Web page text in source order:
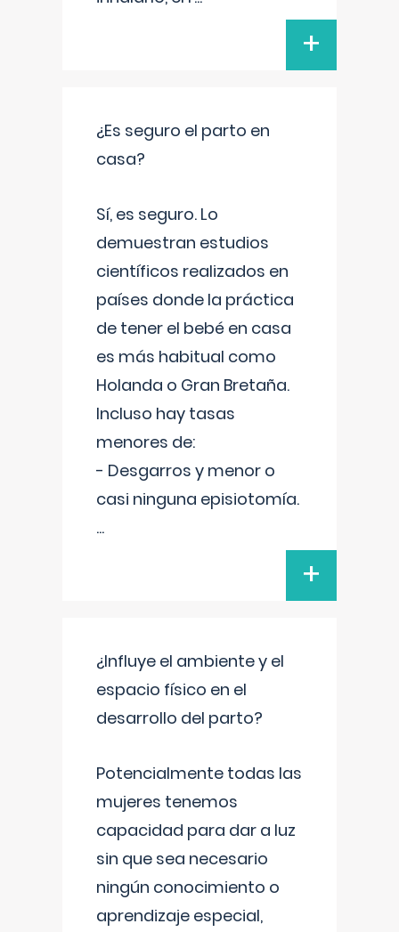
+
¿Es seguro el parto en
casa?
Sí, es seguro. Lo
demuestran estudios
científicos realizados en
países donde la práctica
de tener el bebé en casa
es más habitual como
Holanda o Gran Bretaña.
Incluso hay tasas
menores de:
- Desgarros y menor o
casi ninguna episiotomía.
...
+
¿Influye el ambiente y el
espacio físico en el
desarrollo del parto?
Potencialmente todas las
mujeres tenemos
capacidad para dar a luz
sin que sea necesario
ningún conocimiento o
aprendizaje especial,